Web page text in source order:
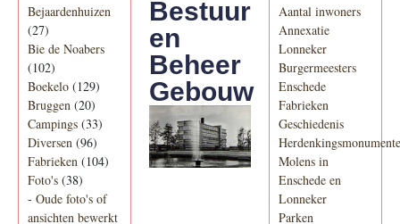
Bejaardenhuizen
(27)
Bie de Noabers
(102)
Boekelo (129)
Bruggen (20)
Campings (33)
Diversen (96)
Fabrieken (104)
Foto's (38)
- Oude foto's of
ansichten bewerkt
Bestuur
en
Beheer
Gebouw
Aantal inwoners
Annexatie
Lonneker
Burgermeesters
Enschede
Fabrieken
Geschiedenis
Molens in
Enschede en
Lonneker
Parken